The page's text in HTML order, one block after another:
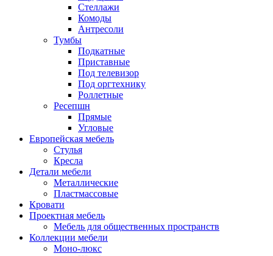
Стеллажи
Комоды
Антресоли
Тумбы
Подкатные
Приставные
Под телевизор
Под оргтехнику
Роллетные
Ресепшн
Прямые
Угловые
Европейская мебель
Стулья
Кресла
Детали мебели
Металлические
Пластмассовые
Кровати
Проектная мебель
Мебель для общественных пространств
Коллекции мебели
Моно-люкс